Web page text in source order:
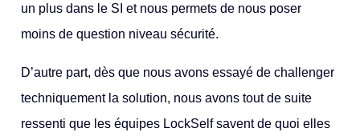
un plus dans le SI et nous permets de nous poser
moins de question niveau sécurité.
D’autre part, dès que nous avons essayé de challenger
techniquement la solution, nous avons tout de suite
ressenti que les équipes LockSelf savent de quoi elles